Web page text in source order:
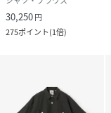
30,250円
275ポイント(1倍)